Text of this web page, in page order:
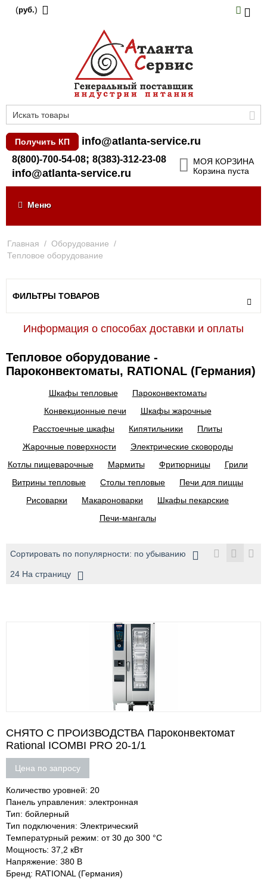
(руб.)
Получить КП info@atlanta-service.ru
8(800)-700-54-08; 8(383)-312-23-08
info@atlanta-service.ru
МОЯ КОРЗИНА
Корзина пуста
Меню
Главная / Оборудование /
Тепловое оборудование
ФИЛЬТРЫ ТОВАРОВ
Информация о способах доставки и оплаты
Тепловое оборудование -
Пароконвектоматы, RATIONAL (Германия)
Шкафы тепловые
Пароконвектоматы
Конвекционные печи
Шкафы жарочные
Расстоечные шкафы
Кипятильники
Плиты
Жарочные поверхности
Электрические сковороды
Котлы пищеварочные
Мармиты Фритюрницы
Грили
Витрины тепловые
Столы тепловые
Печи для пиццы
Рисоварки
Макароноварки
Шкафы пекарские
Печи-мангалы
Сортировать по популярности: по убыванию
24 На страницу
СНЯТО С ПРОИЗВОДСТВА Пароконвектомат
Rational ICOMBI PRO 20-1/1
Цена по запросу
Количество уровней: 20
Панель управления: электронная
Тип: бойлерный
Тип подключения: Электрический
Температурный режим: от 30 до 300 °С
Мощность: 37,2 кВт
Напряжение: 380 В
Бренд: RATIONAL (Германия)